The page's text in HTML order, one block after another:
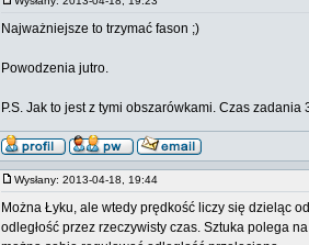
Najważniejsze to trzymać fason ;)
Powodzenia jutro.
P.S. Jak to jest z tymi obszarówkami. Czas
Wysłany: 2013-04-18, 19:44
Można Łyku, ale wtedy prędkość liczy się dzieląc
odległość przez rzeczywisty czas. Sztuka polega